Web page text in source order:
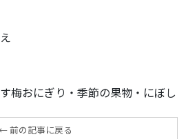
梅おにぎり・季節の果物・にぼし
前の記事に戻る